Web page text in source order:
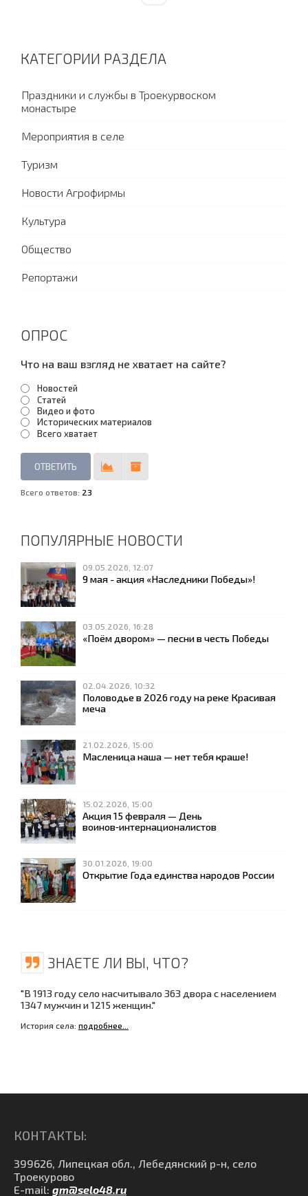
КАТЕГОРИИ РАЗДЕЛА
Праздники и службы в Троекурвоском
монастыре
Мероприятия в селе
Туризм
Новости Агрофирмы
Культура
Общество
Репортажи
ОПРОС
Что на ваш взгляд не хватает на сайте?
Новостей
Статей
Видео и фото
Исторических материалов
Всего хватает
Всего ответов: 23
ПОПУЛЯРНЫЕ НОВОСТИ
09.05.2026, 12:07
9 мая - акция «Наследники Победы»!
03.05.2026, 16:28
«Поём двором» — песни в честь Победы
02.04.2026, 10:32
Половодье в 2026 году на реке Красивая
меча
21.02.2026, 15:00
Масленица наша — нет тебя краше!
15.02.2026, 15:00
Акция 15 февраля — День
воинов‑интернационалистов
30.01.2026, 19:00
Открытие Года единства народов России
ЗНАЕТЕ ЛИ ВЫ, ЧТО?
"В 1913 году село насчитывало 363 двора с населением
1347 мужчин и 1215 женщин."
История села: подробнее...
КОНТАКТЫ:
399626, Липецкая обл., Лебедянский р-н, село
Троекурово
E-mail: gm@selo48.ru